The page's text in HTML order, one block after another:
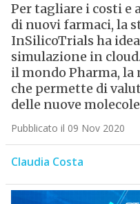
Per tagliare i costi e
di nuovi farmaci, la
InSilicoTrials ha
simulazione in
il mondo Pharma, la
che permette di
delle nuove molecole
Pubblicato il 09 Nov 2020
Claudia Costa